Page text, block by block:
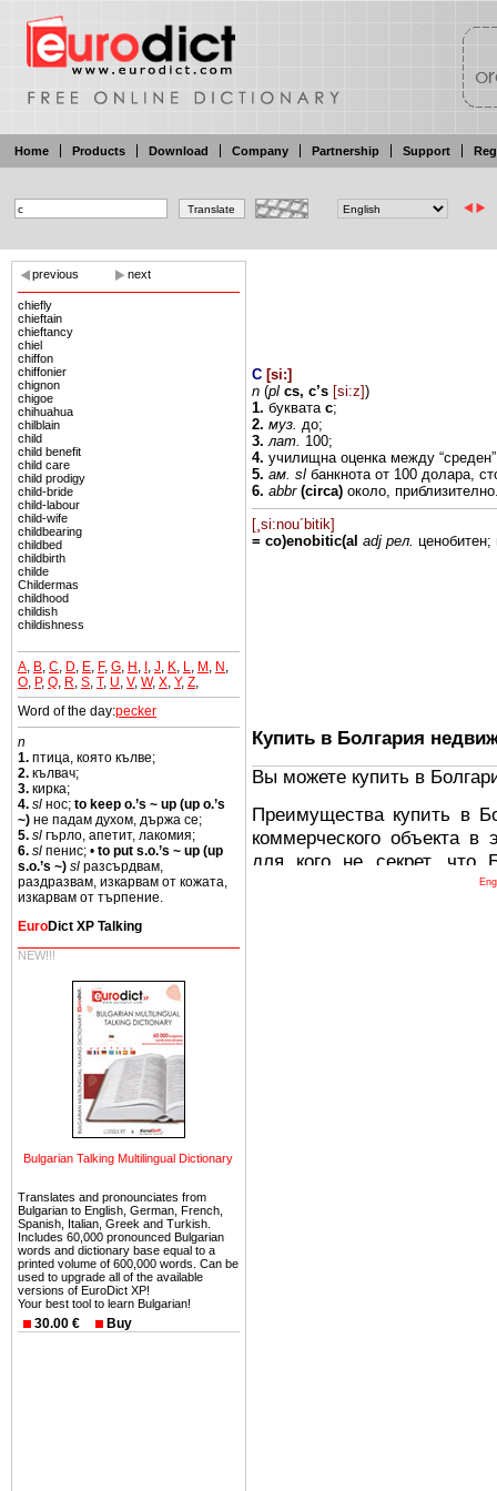
Home Products Download Company Partnership Support
previous next
chiefly
chieftain
chieftancy
chiel
chiffon
chiffonier
chignon
chigoe
chihuahua
chilblain
child
child benefit
child care
child prodigy
child-bride
child-labour
child-wife
childbearing
childbed
childbirth
childe
Childermas
childhood
childish
childishness
A B C D E F, G H I J K L M N
O P, Q R S T, U V, W, X Y, Z
Word of the day:pecker
n
1. птица, която кълве;
2. кълвач;
3. кирка;
4. sl нос; to keep o.’s ~ up (up o.’s
~) не падам духом, държа се;
5. sl гърло, апетит, лакомия;
6. sl пенис; • to put s.o.’s ~ up (up
s.o.’s ~) sl разсърдвам,
раздразвам, изкарвам от кожата,
изкарвам от търпение.
EuroDict XP Talking
NEW!!!
Bulgarian Talking Multilingual Dictionary
Translates and pronounciates from
Bulgarian to English, German, French,
Spanish, Italian, Greek and Turkish.
Includes 60,000 pronounced Bulgarian
words and dictionary base equal to a
printed volume of 600,000 words. Can be
used to upgrade all of the available
versions of EuroDict XP!
Your best tool to learn Bulgarian!
30.00 € Buy
C [si:]
n (pl cs, c’s [si:z])
1. буквата с;
2. муз. до;
3. лат. 100;
4. училищна оценка между
5. ам. sl банкнота от 100 долара,
6. abbr (circa) около,
[¸si:nou´bitik]
= co)enobitic(al adj рел.
Купить в Болгария
Вы можете купить в
Преимущества купить в
коммерческого объекта
для кого не секрет, что
древних и прекрасных